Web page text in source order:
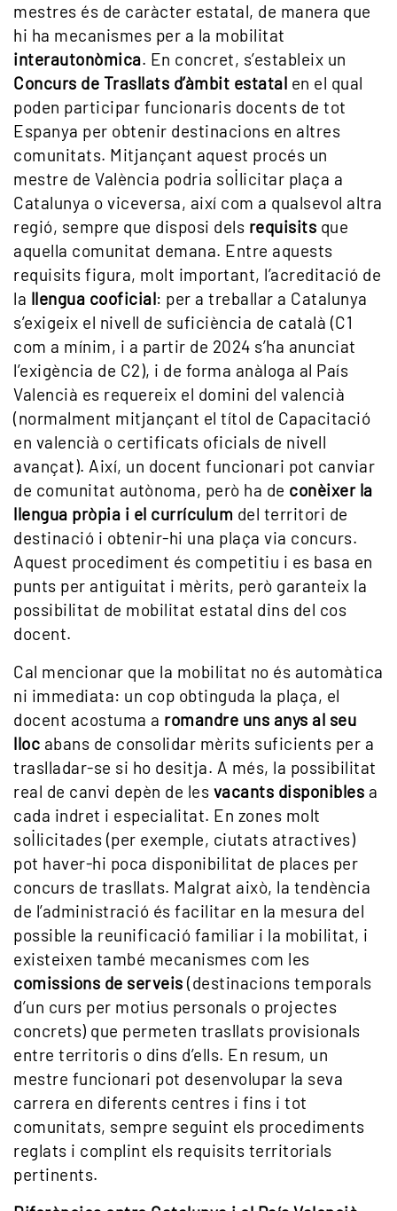
mestres és de caràcter estatal, de manera que
hi ha mecanismes per a la mobilitat
interautonòmica. En concret, s’estableix un
Concurs de Trasllats d’àmbit estatal en el qual
poden participar funcionaris docents de tot
Espanya per obtenir destinacions en altres
comunitats. Mitjançant aquest procés un
mestre de València podria sol·licitar plaça a
Catalunya o viceversa, així com a qualsevol altra
regió, sempre que disposi dels requisits que
aquella comunitat demana. Entre aquests
requisits figura, molt important, l’acreditació de
la llengua cooficial: per a treballar a Catalunya
s’exigeix el nivell de suficiència de català (C1
com a mínim, i a partir de 2024 s’ha anunciat
l’exigència de C2), i de forma anàloga al País
Valencià es requereix el domini del valencià
(normalment mitjançant el títol de Capacitació
en valencià o certificats oficials de nivell
avançat). Així, un docent funcionari pot canviar
de comunitat autònoma, però ha de conèixer la
llengua pròpia i el currículum del territori de
destinació i obtenir-hi una plaça via concurs.
Aquest procediment és competitiu i es basa en
punts per antiguitat i mèrits, però garanteix la
possibilitat de mobilitat estatal dins del cos
docent.
Cal mencionar que la mobilitat no és automàtica
ni immediata: un cop obtinguda la plaça, el
docent acostuma a romandre uns anys al seu
lloc abans de consolidar mèrits suficients per a
traslladar-se si ho desitja. A més, la possibilitat
real de canvi depèn de les vacants disponibles a
cada indret i especialitat. En zones molt
sol·licitades (per exemple, ciutats atractives)
pot haver-hi poca disponibilitat de places per
concurs de trasllats. Malgrat això, la tendència
de l’administració és facilitar en la mesura del
possible la reunificació familiar i la mobilitat, i
existeixen també mecanismes com les
comissions de serveis (destinacions temporals
d’un curs per motius personals o projectes
concrets) que permeten trasllats provisionals
entre territoris o dins d’ells. En resum, un
mestre funcionari pot desenvolupar la seva
carrera en diferents centres i fins i tot
comunitats, sempre seguint els procediments
reglats i complint els requisits territorials
pertinents.